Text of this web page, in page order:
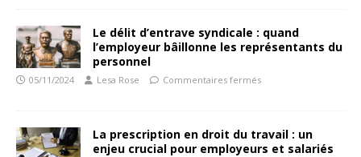
Le délit d’entrave syndicale : quand
l’employeur bâillonne les représentants du
personnel
05/11/2024 Lesa Rose Commentaires fermés
La prescription en droit du travail : un
enjeu crucial pour employeurs et salariés